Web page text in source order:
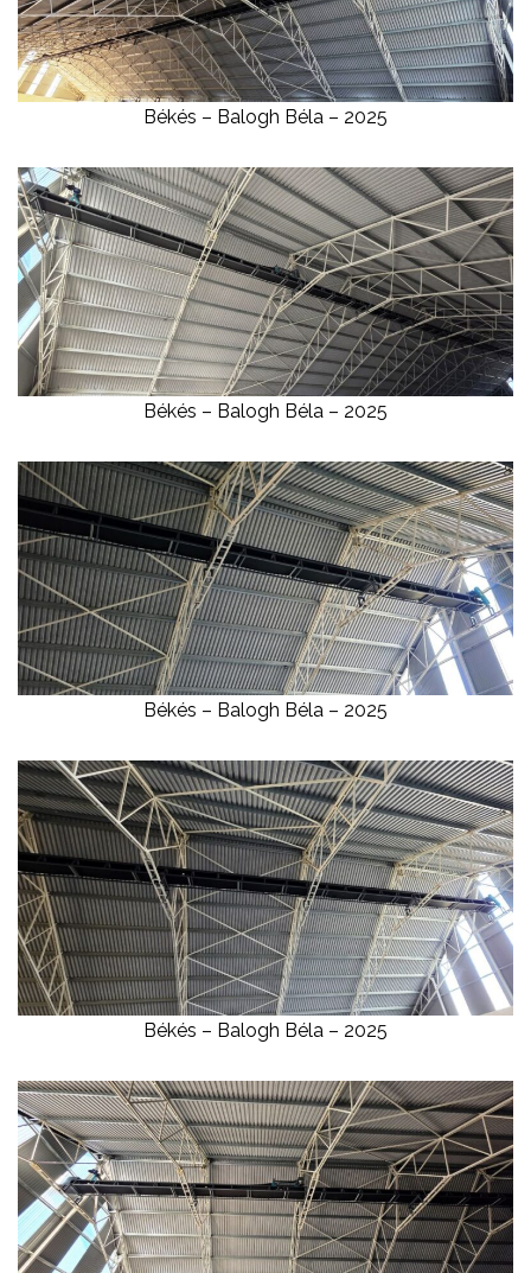
Békés – Balogh Béla – 2025
Békés – Balogh Béla – 2025
Békés – Balogh Béla – 2025
Békés – Balogh Béla – 2025